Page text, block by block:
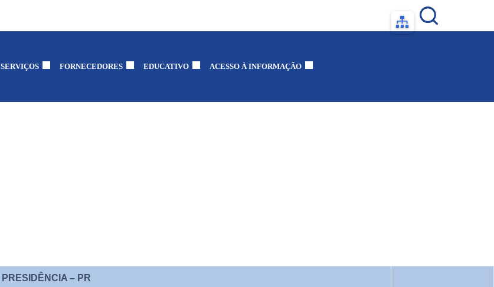
SERVIÇOS FORNECEDORES EDUCATIVO ACESSO À INFORMAÇÃO
PRESIDÊNCIA – PR